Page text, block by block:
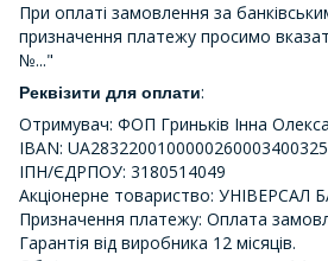
При оплаті замовлення за
призначення платежу просимо
№..."
Реквізити для оплати:
Отримувач: ФОП Гриньків Інна
IBAN:
ІПН/ЄДРПОУ: 3180514049
Акціонерне товариство: УНІВЕРСАЛ
Призначення платежу: Оплата
Гарантія від виробника 12 місяців.